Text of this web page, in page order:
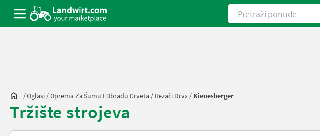
Pretraži ponude
/Oglasi /Oprema Za Šumu I Obradu Drveta / Rezači Drva / Kienesberger
Tržište strojeva
Tako se sortira na Landwirt.com